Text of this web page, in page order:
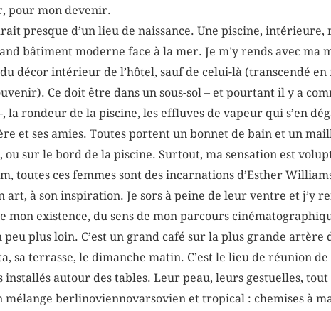
pour mon devenir.
presque d’un lieu de naissance. Une piscine,
bâtiment moderne face à la mer. Je m’y rends avec ma
décor intérieur de l’hôtel, sauf de celui-là (transcendé
Ce doit être dans un sous-sol – et pourtant il y a
la rondeur de la piscine, les effluves de vapeur qui s’en
et ses amies. Toutes portent un bonnet de bain et un
ou sur le bord de la piscine. Surtout, ma sensation est
toutes ces femmes sont des incarnations d’Esther
art, à son inspiration. Je sors à peine de leur ventre et j’y
mon existence, du sens de mon parcours
plus loin. C’est un grand café sur la plus grande artère
sa terrasse, le dimanche matin. C’est le lieu de réunion
autour des tables. Leur peau, leurs gestuelles,
berlinoviennovarsovien et tropical : chemises à